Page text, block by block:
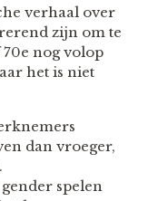
verhaal over
zijn om te
nog volop
het is niet
dan vroeger,
spelen